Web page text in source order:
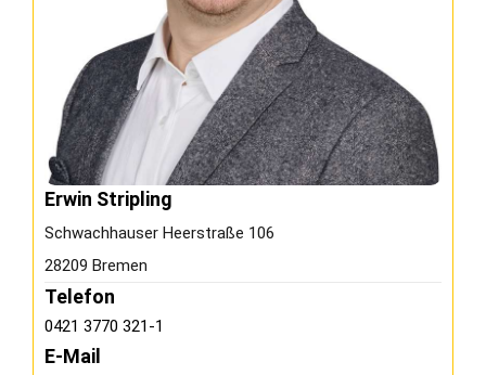
Erwin Stripling
Schwachhauser Heerstraße 106
28209 Bremen
Telefon
0421 3770 321-1
E-Mail